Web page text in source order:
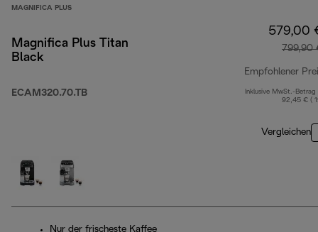
MAGNIFICA PLUS
Magnifica Plus Titan
Black
ECAM320.70.TB
579,00
799,90
Empfohlener
Inklusive MwSt.-Betrag
92,45 € (
Vergleichen
Nur der frischeste Kaffee